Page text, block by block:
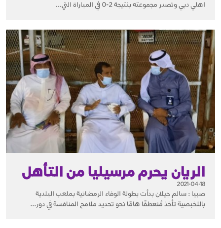
اهلي دبي وتصدر مجموعته بنتيجة 2-0 في المباراة التي...
الريان يحرم مرسيليا من التأهل
2021-04-18
صبيا : سالم جيلان بدأت بطولة الوفاء الرمضانية بملعب البلدية
باللخبصية تأخذ مُنعطفًا هامًا نحو تحديد ملامح المنافسة في دور...